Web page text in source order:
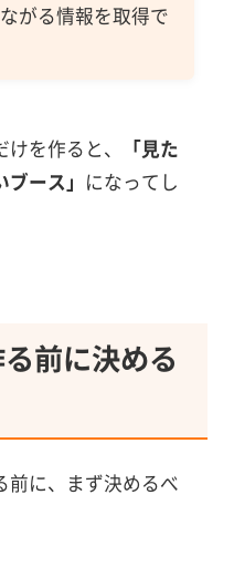
がる情報を取得で
を作ると、
「見た
ース」 になってし
前に決める
前に、まず決めるべ